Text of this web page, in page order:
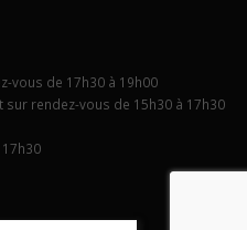
vous de 17h30 à 19h00
rendez-vous de 15h30 à 17h30